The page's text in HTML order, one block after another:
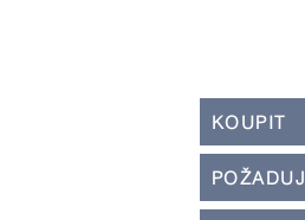
KOUPIT